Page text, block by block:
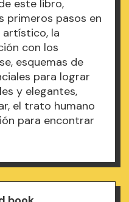
este libro,
primeros pasos en
la
con los
esquemas de
para lograr
y elegantes,
el trato humano
para encontrar